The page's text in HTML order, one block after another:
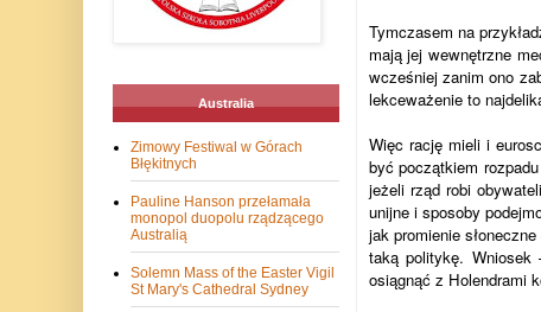
Tymczasem na
mają jej wewnętrzne
wcześniej zanim ono
lekceważenie to
Więc rację mieli i
być początkiem
jeżeli rząd robi
unijne i sposoby
jak promienie
taką politykę.
osiągnąć z Holendrami
Australia
Zimowy Festiwal w Górach
Błękitnych
Pauline Hanson przełamała
monopol duopolu rządzącego
Australią
Solemn Mass of the Easter Vigil
St Mary's Cathedral Sydney